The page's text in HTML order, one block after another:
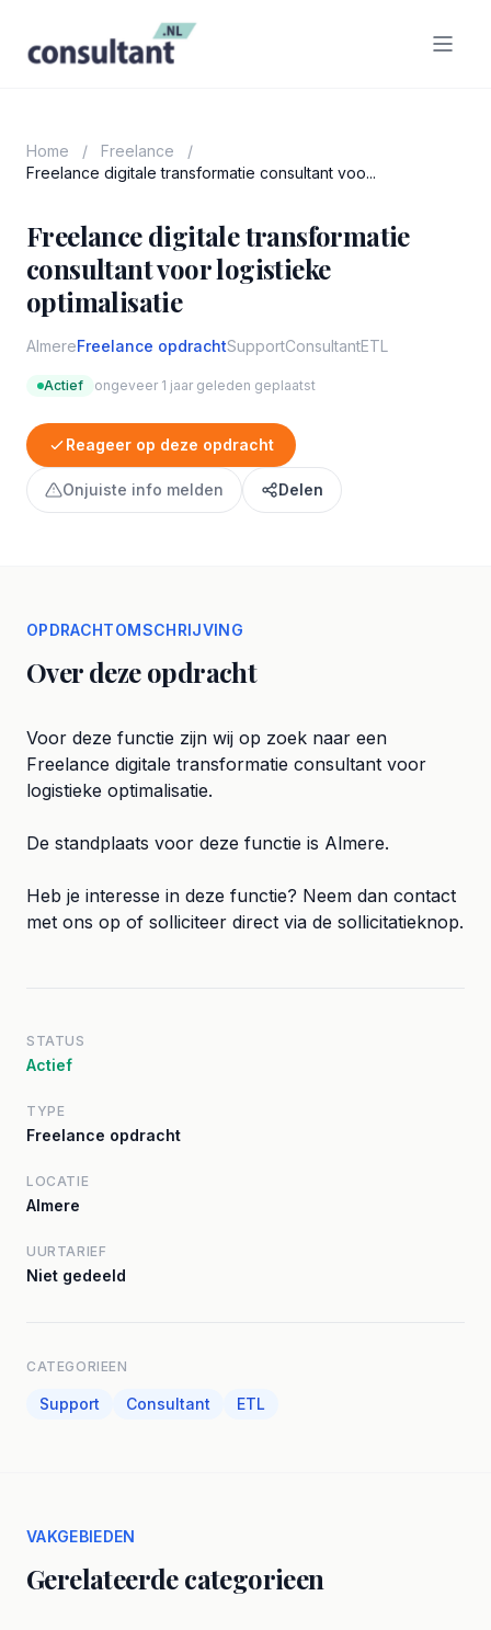
Home / Freelance
/
Freelance digitale transformatie consultant voo...
Freelance digitale transformatie
consultant voor logistieke
optimalisatie
AlmereFreelance opdrachtSupportConsultantETL
Actief ongeveer 1 jaar geleden geplaatst
Reageer op deze opdracht
Onjuiste info melden Delen
OPDRACHTOMSCHRIJVING
Over deze opdracht
Voor deze functie zijn wij op zoek naar een
Freelance digitale transformatie consultant voor
logistieke optimalisatie.
De standplaats voor deze functie is Almere.
Heb je interesse in deze functie? Neem dan contact
met ons op of solliciteer direct via de sollicitatieknop.
STATUS
Actief
TYPE
Freelance opdracht
LOCATIE
Almere
UURTARIEF
Niet gedeeld
CATEGORIEEN
Support Consultant ETL
VAKGEBIEDEN
Gerelateerde categorieen